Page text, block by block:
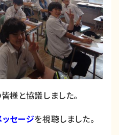
様と協議しました。
セージを視聴しました。